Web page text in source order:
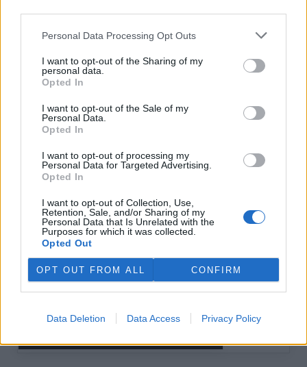
Personal Data Processing Opt Outs
I want to opt-out of the Sharing of my
personal data.
Opted In
I want to opt-out of the Sale of my
Personal Data.
Opted In
I want to opt-out of processing my
Personal Data for Targeted Advertising.
Opted In
I want to opt-out of Collection, Use,
Retention, Sale, and/or Sharing of my
Personal Data that Is Unrelated with the
Purposes for which it was collected.
Opted Out
OPT OUT FROM ALL CONFIRM
Data Deletion Data Access Privacy Policy
"Doufáme, že tato služba pomůže zajistit efektivní a
zaměstnanců," dodal.
reklama